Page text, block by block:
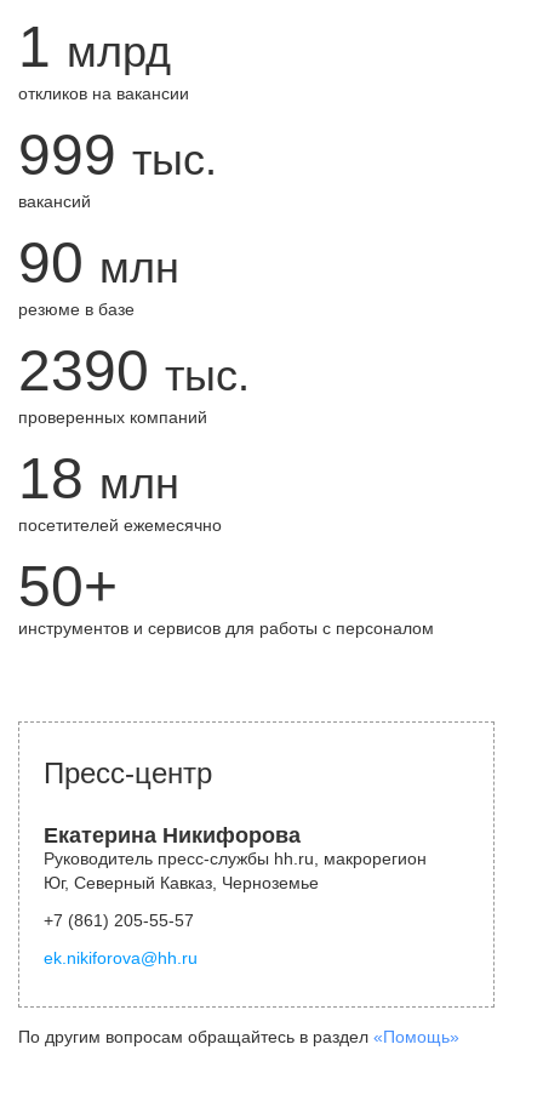
1 млрд
откликов на вакансии
999 тыс.
вакансий
90 млн
резюме в базе
2390 тыс.
проверенных компаний
18 млн
посетителей ежемесячно
50+
инструментов и сервисов для работы с персоналом
Пресс-центр
Екатерина Никифорова
Руководитель пресс-службы hh.ru, макрорегион
Юг, Северный Кавказ, Черноземье
+7 (861) 205-55-57
ek.nikiforova@hh.ru
По другим вопросам обращайтесь в раздел «Помощь»